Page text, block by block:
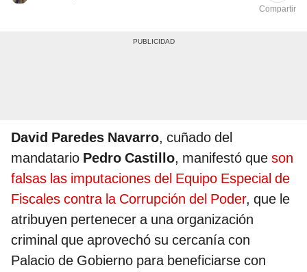
Compartir
David Paredes Navarro, cuñado del
mandatario Pedro Castillo, manifestó que son
falsas las imputaciones del Equipo Especial de
Fiscales contra la Corrupción del Poder, que le
atribuyen pertenecer a una organización
criminal que aprovechó su cercanía con
Palacio de Gobierno para beneficiarse con